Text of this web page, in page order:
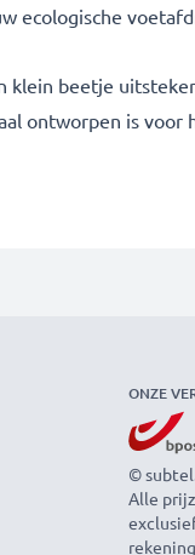
ecologische
klein beetje
ontworpen is voor
ONZE
©
Alle